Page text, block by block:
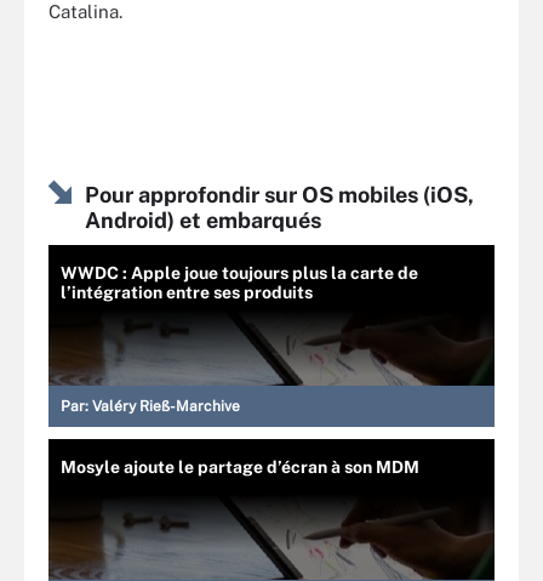
Catalina.
Pour approfondir sur OS mobiles (iOS,
Android) et embarqués
WWDC : Apple joue toujours plus la carte de
l’intégration entre ses produits
Par: Valéry Rieß-Marchive
Mosyle ajoute le partage d’écran à son MDM